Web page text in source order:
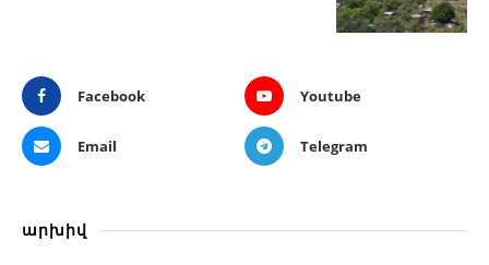
Facebook Youtube
Email Telegram
արխիվ